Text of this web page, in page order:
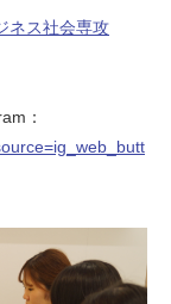
ネス社会専攻
：